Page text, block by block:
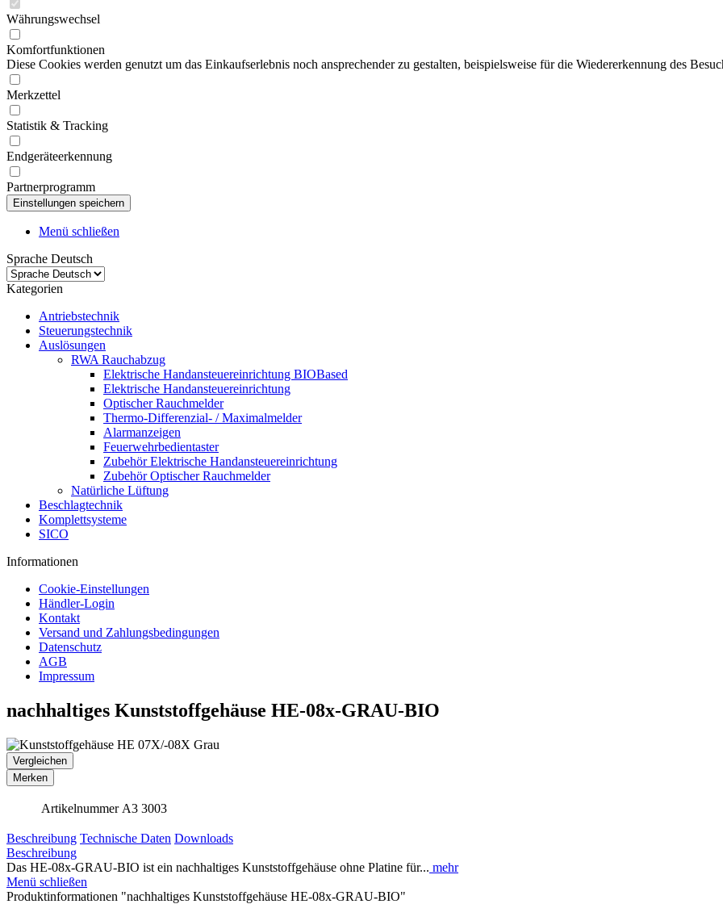
Währungswechsel
Komfortfunktionen
Diese Cookies werden genutzt um das Einkaufserlebnis noch ansprechender zu gestalten, beispielsweise für die Wiedererkennung des
Merkzettel
Statistik & Tracking
Endgeräteerkennung
Partnerprogramm
Menü schließen
Sprache Deutsch
Kategorien
Antriebstechnik
Steuerungstechnik
Auslösungen
RWA Rauchabzug
Elektrische Handansteuereinrichtung BIOBased
Elektrische Handansteuereinrichtung
Optischer Rauchmelder
Thermo-Differenzial- / Maximalmelder
Alarmanzeigen
Feuerwehrbedientaster
Zubehör Elektrische Handansteuereinrichtung
Zubehör Optischer Rauchmelder
Natürliche Lüftung
Beschlagtechnik
Komplettsysteme
SICO
Informationen
Cookie-Einstellungen
Händler-Login
Kontakt
Versand und Zahlungsbedingungen
Datenschutz
AGB
Impressum
nachhaltiges Kunststoffgehäuse HE-08x-GRAU-BIO
Vergleichen
Merken
Artikelnummer A3 3003
Beschreibung Technische Daten Downloads
Beschreibung
Das HE-08x-GRAU-BIO ist ein nachhaltiges Kunststoffgehäuse ohne Platine für... mehr
Menü schließen
Produktinformationen "nachhaltiges Kunststoffgehäuse HE-08x-GRAU-BIO"